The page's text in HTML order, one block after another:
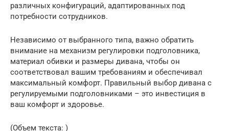
различных конфигураций, адаптированных под
потребности сотрудников.
Независимо от выбранного типа, важно обратить
внимание на механизм регулировки подголовника,
материал обивки и размеры дивана, чтобы он
соответствовал вашим требованиям и обеспечивал
максимальный комфорт. Правильный выбор дивана с
регулируемыми подголовниками – это инвестиция в
ваш комфорт и здоровье.
(Объем текста: )